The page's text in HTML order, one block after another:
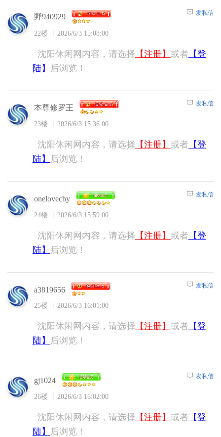
野940929
22楼 2026/6/3 15:08:00
发私信
沈阳休闲网内容，请选择 【注册】 或者 【登
陆】
后浏览！
本尊修罗王
23楼 2026/6/3 15:36:00
发私信
沈阳休闲网内容，请选择 【注册】 或者 【登
陆】
后浏览！
onelovechy
24楼 2026/6/3 15:59:00
发私信
沈阳休闲网内容，请选择 【注册】 或者 【登
陆】
后浏览！
a3819656
25楼 2026/6/3 16:01:00
发私信
沈阳休闲网内容，请选择 【注册】 或者 【登
陆】
后浏览！
gj1024
26楼 2026/6/3 16:02:00
发私信
沈阳休闲网内容，请选择 【注册】 或者 【登
陆】
后浏览！